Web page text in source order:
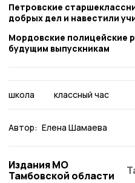
Петровские
добрых дел и навестили
Мордовские полицейские
будущим выпускникам
школа классный час
Автор: Елена Шамаева
Издания МО
Тамбовской области